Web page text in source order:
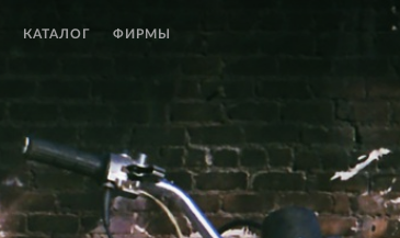
КАТАЛОГ ФИРМЫ